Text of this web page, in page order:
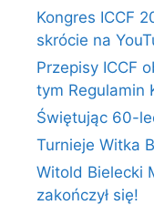
Kongres ICCF
skrócie na
Przepisy ICCF
tym Regulamin
Świętując 60-
Turnieje Witka
Witold Bielecki
zakończył się!